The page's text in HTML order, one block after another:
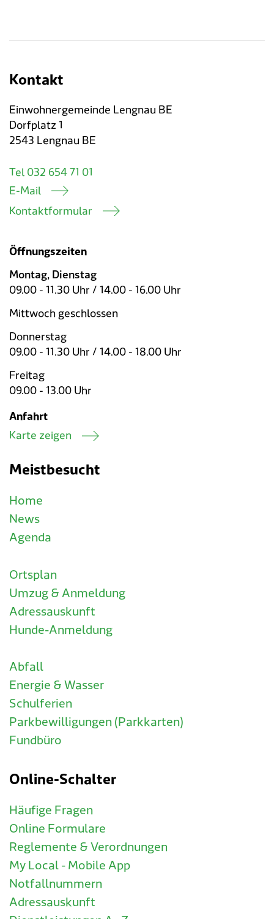
Kontakt
Einwohnergemeinde Lengnau BE
Dorfplatz 1
2543 Lengnau BE
Tel 032 654 71 01
E-Mail
Kontaktformular
Öffnungszeiten
Montag, Dienstag
09.00 - 11.30 Uhr / 14.00 - 16.00 Uhr
Mittwoch geschlossen
Donnerstag
09.00 - 11.30 Uhr / 14.00 - 18.00 Uhr
Freitag
09.00 - 13.00 Uhr
Anfahrt
Karte zeigen
Meistbesucht
Home
News
Agenda
Ortsplan
Umzug & Anmeldung
Adressauskunft
Hunde-Anmeldung
Abfall
Energie & Wasser
Schulferien
Parkbewilligungen (Parkkarten)
Fundbüro
Online-Schalter
Häufige Fragen
Online Formulare
Reglemente & Verordnungen
My Local - Mobile App
Notfallnummern
Adressauskunft